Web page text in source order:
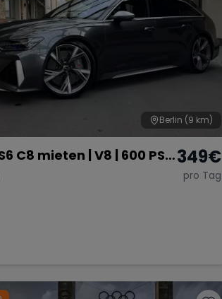
Berlin (9 km)
C8 mieten | V8 | 600 PS | 349€
pro Tag